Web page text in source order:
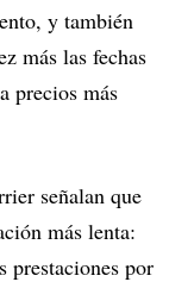
y también
más las fechas
precios más
señalan que
más lenta:
prestaciones por